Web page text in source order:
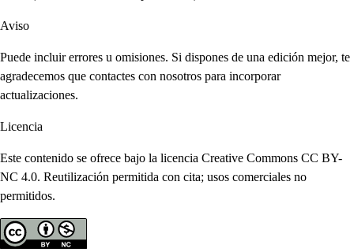
Aviso
Puede incluir errores u omisiones. Si dispones de una edición mejor, te
agradecemos que contactes con nosotros para incorporar
actualizaciones.
Licencia
Este contenido se ofrece bajo la licencia Creative Commons CC BY-
NC 4.0. Reutilización permitida con cita; usos comerciales no
permitidos.